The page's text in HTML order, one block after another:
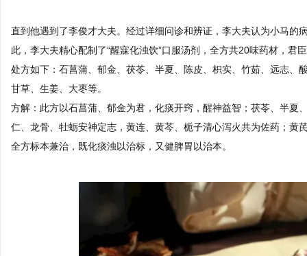
直到他遇到了李俊才大夫。经过详细问诊和辨证，李大夫认为小马的
此，李大夫精心配制了“醒寐化浊饮”口服汤剂，全方共20味药材，君
处方如下：石菖蒲、郁金、茯苓、半夏、陈皮、枳实、竹茹、远志、
甘草、生姜、大枣等。
方解：此方以石菖蒲、郁金为君，化痰开窍，醒神益智；茯苓、半夏
仁、龙骨、牡蛎安神定志，黄连、黄芩、栀子清心泻火共为佐药；黄
全方标本兼治，既化痰浊以治标，又健脾胃以治本。